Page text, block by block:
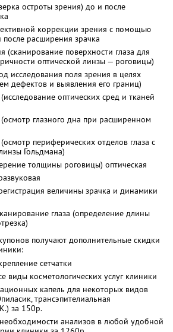
остроты зрения) до и после
коррекции зрения с помощью
расширения зрачка
(сканирование поверхности глаза для
оптической линзы — роговицы)
исследования поля зрения в целях
дефектов и выявления его границ)
оптических сред и тканей
глазного дна при расширенном
периферических отделов глаза с
Гольдмана)
толщины роговицы) оптическая
величины зрачка и динамики
глаза (определение длины
получают дополнительные скидки
сетчатки
виды косметологических услуг клиники
капель для некоторых видов
трансэпителиальная
за 150р.
анализов в любой удобной